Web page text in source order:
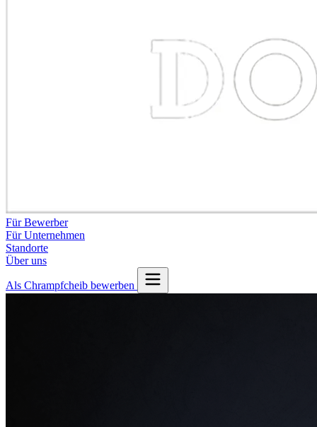
Für Bewerber
Für Unternehmen
Standorte
Über uns
Als Chrampfcheib bewerben